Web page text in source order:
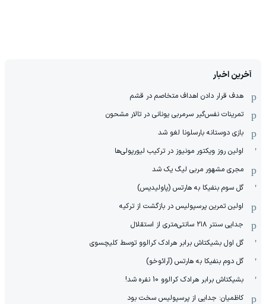
آخرین اخبار
هدف قرار دادن اهداف متخاصم در قشم
‏تمرینات نفس‌گیر سرمربی یونانی در تالار مشحون
بازی دوستانه بارسلونا لغو شد
اولین روز ویکتور مونیوز در ترکیب لیورپولی‌ها
مجری مشهور مربی لیگ یک شد
گل سوم بنفیکا به هارتس (پاولیدیس)
اولین تمرین پرسپولیس در بازگشت از ترکیه
جدایی سنتر ۲۱۸ سانتی‌متری از استقلال
گل اول بشیکتاش برابر هرادک کرالوو توسط کلیچسوی
گل دوم بنفیکا به هارتس (آرائوخو)
بشیکتاش برابر هرادک کرالوو 10 نفره شد!
کاظمیان: جدایی از پرسپولیس سخت بود